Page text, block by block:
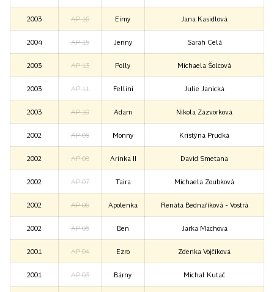
2003 AP 16 Eimy Jana Kasidlová
2004 AP 15 Jenny Sarah Celá
2003 AP 13 Polly Michaela Šolcová
2003 AP 11 Fellini Julie Janická
2003 AP 10 Adam Nikola Zázvorková
2002 AP 09 Monny Kristýna Prudká
2002 AP 08 Arinka II David Smetana
2002 AP 07 Taira Michaela Zoubková
2002 AP 06 Apolenka Renáta Bednaříková - Vostrá
2002 AP 05 Ben Jarka Machová
2001 AP 04 Ezro Zdenka Vojčíková
2001 AP 03 Bárny Michal Kutač